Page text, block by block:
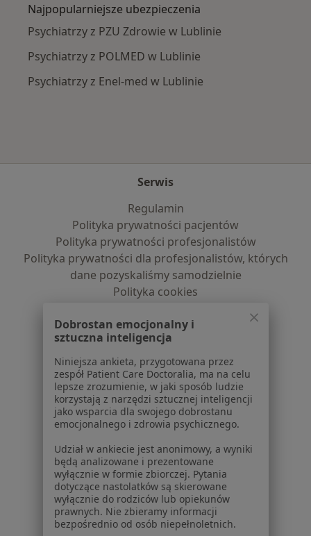
Najpopularniejsze ubezpieczenia
Psychiatrzy z PZU Zdrowie w Lublinie
Psychiatrzy z POLMED w Lublinie
Psychiatrzy z Enel-med w Lublinie
Serwis
Regulamin
Polityka prywatności pacjentów
Polityka prywatności profesjonalistów
Polityka prywatności dla profesjonalistów, których
dane pozyskaliśmy samodzielnie
Polityka cookies
Dostępność
O nas
Praca Rekrutujemy!
Partnerzy
Centrum prasowe
Kontakt
Dla pacjentów
Lekarze
Placówki medyczne
Pytania i odpowiedzi
Usługi i zabiegi
Choroby
Dobrostan emocjonalny i
sztuczna inteligencja
Niniejsza ankieta, przygotowana przez
zespół Patient Care Doctoralia, ma na celu
lepsze zrozumienie, w jaki sposób ludzie
korzystają z narzędzi sztucznej inteligencji
jako wsparcia dla swojego dobrostanu
emocjonalnego i zdrowia psychicznego.
Udział w ankiecie jest anonimowy, a wyniki
będą analizowane i prezentowane
wyłącznie w formie zbiorczej. Pytania
dotyczące nastolatków są skierowane
wyłącznie do rodziców lub opiekunów
prawnych. Nie zbieramy informacji
bezpośrednio od osób niepełnoletnich.